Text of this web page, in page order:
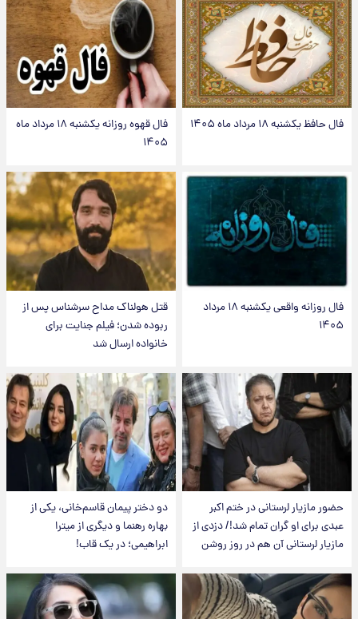
فال حافظ یکشنبه ۱۸ مرداد ماه ۱۴۰۵
فال قهوه روزانه یکشنبه ۱۸ مرداد ماه
۱۴۰۵
فال روزانه واقعی یکشنبه ۱۸ مرداد
۱۴۰۵
قتل هولناک مداح سرشناس پس از
ربوده شدن؛ فیلم جنایت برای
خانواده ارسال شد
حضور مازیار لرستانی در ختم اکبر
عبدی برای او گران تمام شد!/ دزدی از
مازیار لرستانی آن هم در روز روشن
دو دختر پیمان قاسم‌خانی، یکی از
بهاره رهنما و دیگری از میترا
ابراهیمی؛ در یک قاب!